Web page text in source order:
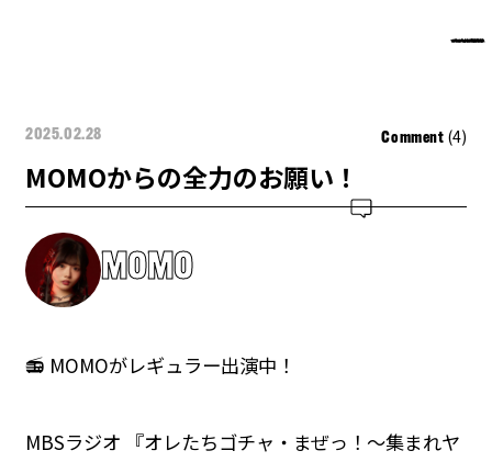
2025.02.28 Comment (4)
MOMOからの全力のお願い！
MOMO
📻 MOMOがレギュラー出演中！
MBSラジオ 『オレたちゴチャ・まぜっ！〜集まれヤ